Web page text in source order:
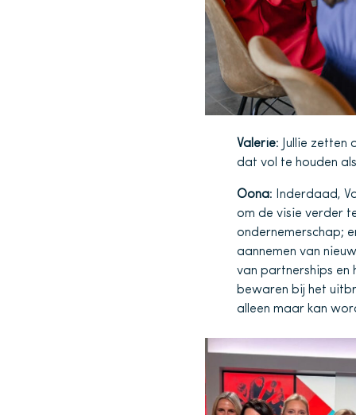
Valerie: Jullie zetten
dat vol te houden
Oona: Inderdaad,
om de visie verder
ondernemerschap;
aannemen van
van partnerships en
bewaren bij het
alleen maar kan